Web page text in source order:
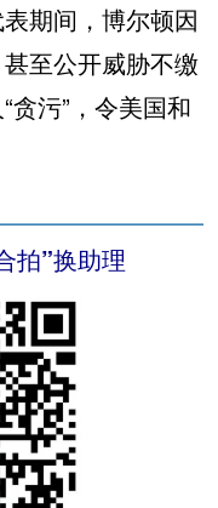
期间，博尔顿因
至公开威胁不缴
贪污”，令美国和
拍”换助理